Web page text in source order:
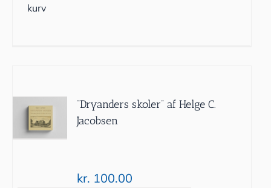
kurv
“Dryanders skoler” af Helge C.
Jacobsen
kr. 100.00